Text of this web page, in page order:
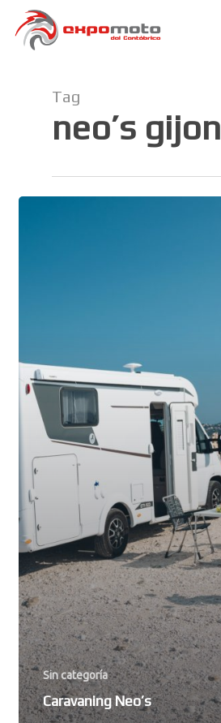
Tag
neo’s gijon
Sin categoría
Caravaning Neo’s